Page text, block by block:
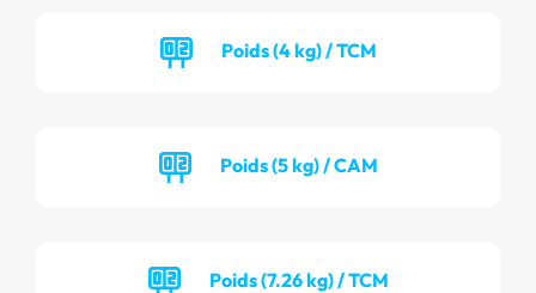
Poids (4 kg) / TCM
Poids (5 kg) / CAM
Poids (7.26 kg) / TCM